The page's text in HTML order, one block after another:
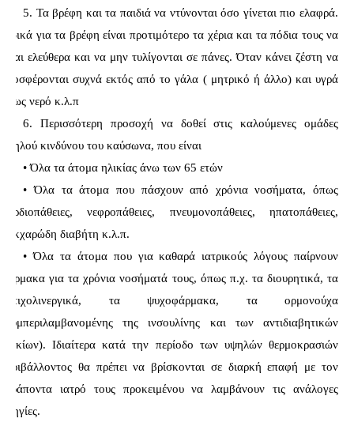
5. Τα βρέφη και τα παιδιά να ντύνονται όσο γίνεται πιο ελαφρά.
Ειδικά για τα βρέφη είναι προτιμότερο τα χέρια και τα πόδια τους να
είναι ελεύθερα και να μην τυλίγονται σε πάνες. Όταν κάνει ζέστη να
προσφέρονται συχνά εκτός από το γάλα ( μητρικό ή άλλο) και υγρά
όπως νερό κ.λ.π
6. Περισσότερη προσοχή να δοθεί στις καλούμενες ομάδες
υψηλού κινδύνου του καύσωνα, που είναι
• Όλα τα άτομα ηλικίας άνω των 65 ετών
• Όλα τα άτομα που πάσχουν από χρόνια νοσήματα, όπως
καρδιοπάθειες, νεφροπάθειες, πνευμονοπάθειες, ηπατοπάθειες,
σακχαρώδη διαβήτη κ.λ.π.
• Όλα τα άτομα που για καθαρά ιατρικούς λόγους παίρνουν
φάρμακα για τα χρόνια νοσήματά τους, όπως π.χ. τα διουρητικά, τα
αντιχολινεργικά, τα ψυχοφάρμακα, τα ορμονούχα
(συμπεριλαμβανομένης της ινσουλίνης και των αντιδιαβητικών
δισκίων). Ιδιαίτερα κατά την περίοδο των υψηλών θερμοκρασιών
περιβάλλοντος θα πρέπει να βρίσκονται σε διαρκή επαφή με τον
θεράποντα ιατρό τους προκειμένου να λαμβάνουν τις ανάλογες
οδηγίες.